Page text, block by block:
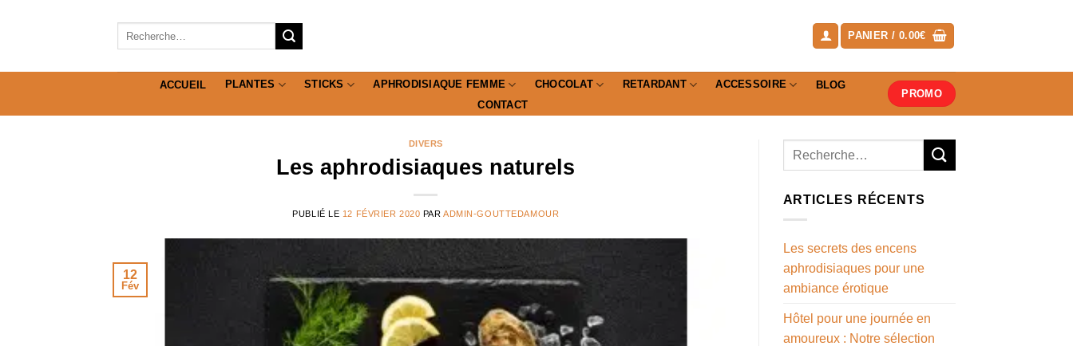
PANIER / 0.00€
ACCUEIL PLANTES STICKS APHRODISIAQUE FEMME CHOCOLAT RETARDANT ACCESSOIRE
BLOG
CONTACT
PROMO
DIVERS
Les aphrodisiaques naturels
PUBLIÉ LE 12 FÉVRIER 2020 PARADMIN-GOUTTEDAMOUR
12
Fév
ARTICLES RÉCENTS
Les secrets des encens
aphrodisiaques pour une
ambiance érotique
Hôtel pour une journée en
amoureux : Notre sélection